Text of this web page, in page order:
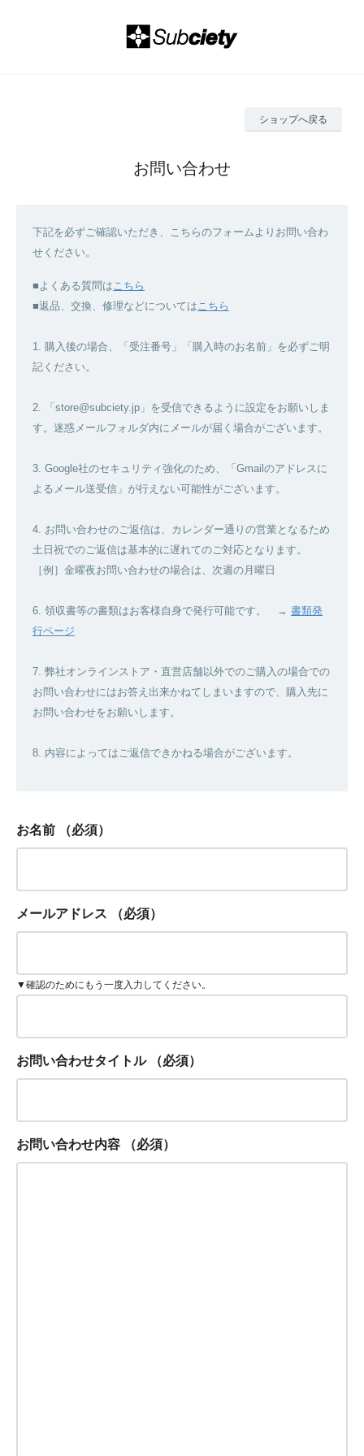
ショップへ戻る
お問い合わせ
下記を必ずご確認いただき、こちらのフォームよりお問い合わ
せください。
■よくある質問はこちら
■返品、交換、修理などについてはこちら
1. 購入後の場合、「受注番号」「購入時のお名前」を必ずご明
記ください。
2. 「store@subciety.jp」を受信できるように設定をお願いしま
す。迷惑メールフォルダ内にメールが届く場合がございます。
3. Google社のセキュリティ強化のため、「Gmailのアドレスに
よるメール送受信」が行えない可能性がございます。
4. お問い合わせのご返信は、カレンダー通りの営業となるため
土日祝でのご返信は基本的に遅れてのご対応となります。
［例］金曜夜お問い合わせの場合は、次週の月曜日
6. 領収書等の書類はお客様自身で発行可能です。 → 書類発
行ページ
7. 弊社オンラインストア・直営店舗以外でのご購入の場合での
お問い合わせにはお答え出来かねてしまいますので、購入先に
お問い合わせをお願いします。
8. 内容によってはご返信できかねる場合がございます。
お名前 （必須）
メールアドレス （必須）
▼確認のためにもう一度入力してください。
お問い合わせタイトル （必須）
お問い合わせ内容 （必須）